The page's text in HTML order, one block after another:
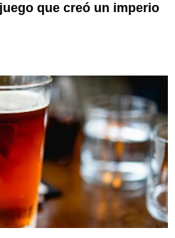
que creó un imperio